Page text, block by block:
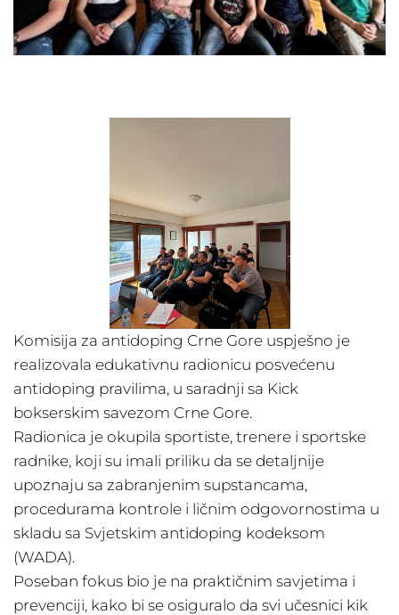
Komisija za antidoping Crne Gore uspješno je
realizovala edukativnu radionicu posvećenu
antidoping pravilima, u saradnji sa Kick
bokserskim savezom Crne Gore.
Radionica je okupila sportiste, trenere i sportske
radnike, koji su imali priliku da se detaljnije
upoznaju sa zabranjenim supstancama,
procedurama kontrole i ličnim odgovornostima u
skladu sa Svjetskim antidoping kodeksom
(WADA).
Poseban fokus bio je na praktičnim savjetima i
prevenciji, kako bi se osiguralo da svi učesnici kik